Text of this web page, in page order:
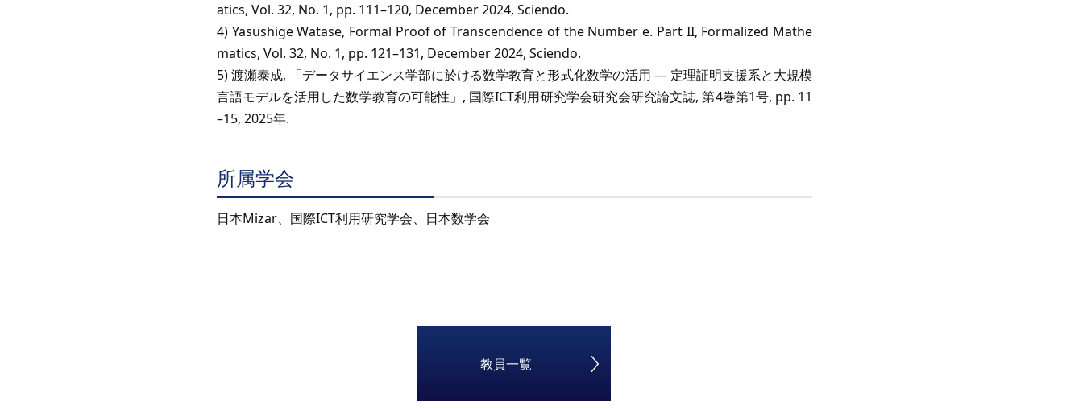
atics, Vol. 32, No. 1, pp. 111–120, December 2024, Sciendo.
4) Yasushige Watase, Formal Proof of Transcendence of the Number e. Part II, Formalized Mathe
matics, Vol. 32, No. 1, pp. 121–131, December 2024, Sciendo.
5) 渡瀬泰成, 「データサイエンス学部に於ける数学教育と形式化数学の活用 — 定理証明支援系と大規模
言語モデルを活用した数学教育の可能性」, 国際ICT利用研究学会研究会研究論文誌, 第4巻第1号, pp. 11
–15, 2025年.
所属学会
日本Mizar、国際ICT利用研究学会、日本数学会
教員一覧